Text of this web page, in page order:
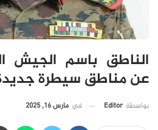
الناطق باسم الجيش
عن مناطق سيطرة
بواسطة Editor في مارس 16, 2025